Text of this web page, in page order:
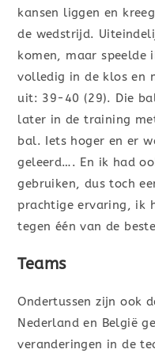
kansen liggen en
de wedstrijd.
komen, maar speelde
volledig in de klos en
uit: 39-40 (29). Die
later in de training
bal. Iets hoger en er
geleerd…. En ik had
gebruiken, dus toch
prachtige ervaring, ik
tegen één van de
Teams
Ondertussen zijn ook
Nederland en België
veranderingen in de